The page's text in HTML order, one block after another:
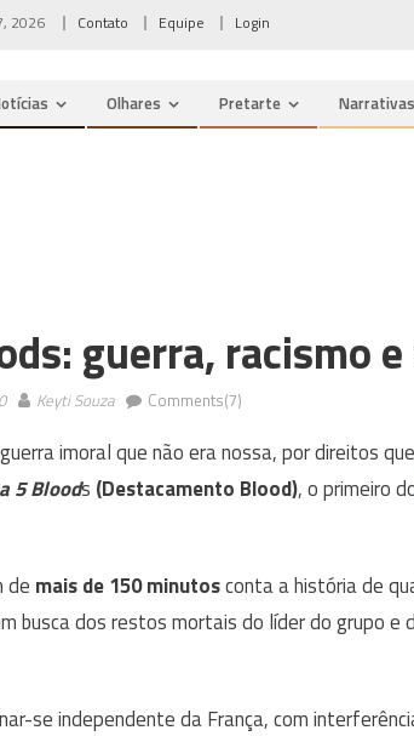
2026 Contato Equipe Login
Olhares Pretarte Narrativas
guerra, racismo
Keyti Souza Comments(7)
imoral que não era nossa, por direitos
5 Bloods (Destacamento Blood), o primeiro
de mais de 150 minutosconta a história de
busca dos restos mortais do líder do grupo
se independente da França, com